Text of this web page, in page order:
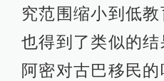
究范围缩小到低教
也得到了类似的
阿密对古巴移民